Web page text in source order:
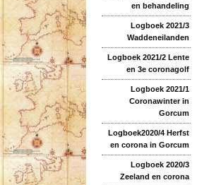
en behandeling
Logboek 2021/3
Waddeneilanden
Logboek 2021/2 Lente
en 3e coronagolf
Logboek 2021/1
Coronawinter in
Gorcum
Logboek2020/4 Herfst
en corona in Gorcum
Logboek 2020/3
Zeeland en corona